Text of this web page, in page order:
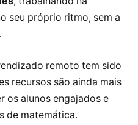
seu próprio ritmo, sem a
remoto tem sido
recursos são ainda mais
os alunos engajados e
de matemática.